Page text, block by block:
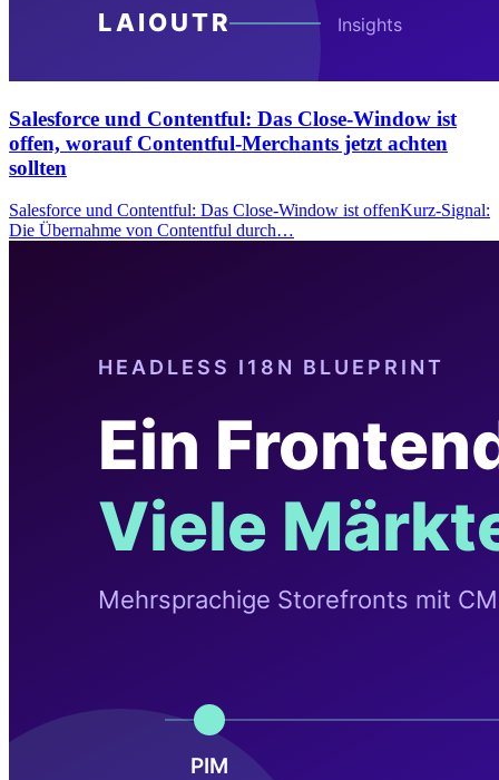
Salesforce und Contentful: Das Close-Window ist
offen, worauf Contentful-Merchants jetzt achten
sollten
Salesforce und Contentful: Das Close-Window ist offenKurz-Signal:
Die Übernahme von Contentful durch…